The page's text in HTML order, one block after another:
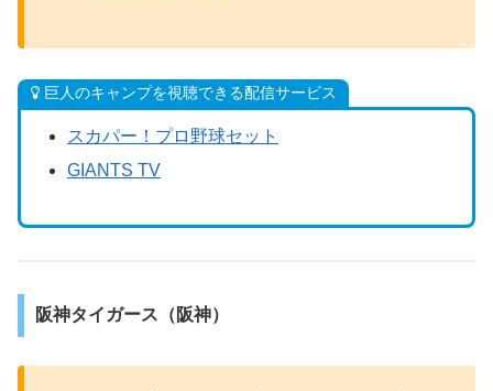
巨人のキャンプを視聴できる配信サービス
スカパー！プロ野球セット
GIANTS TV
阪神タイガース（阪神）